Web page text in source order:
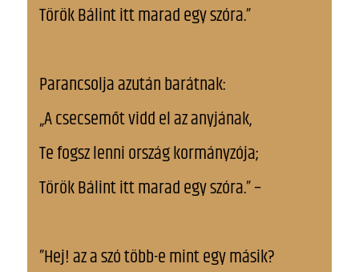
Török Bálint itt marad egy szóra.”
Parancsolja azután barátnak:
„A csecsemőt vidd el az anyjának,
Te fogsz lenni ország kormányzója;
Török Bálint itt marad egy szóra.” –
”Hej! az a szó több-e mint egy másik?